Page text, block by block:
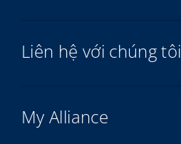
Liên hệ với chúng tôi
My Alliance